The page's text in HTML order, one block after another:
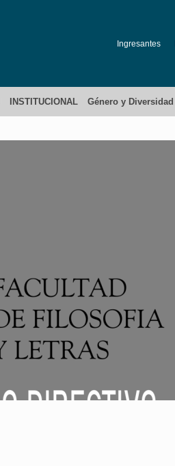
Ingresantes
INSTITUCIONAL Género y Diversidad